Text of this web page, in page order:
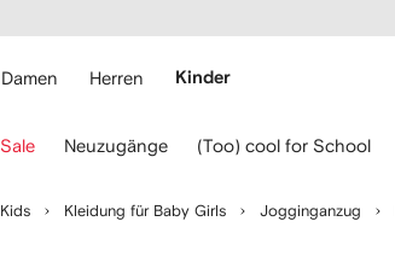
Damen Herren Kinder
Sale Neuzugänge (Too) cool for School
Kids Kleidung für Baby Girls Jogginganzug